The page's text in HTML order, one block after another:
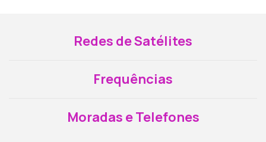
Redes de Satélites
Frequências
Moradas e Telefones